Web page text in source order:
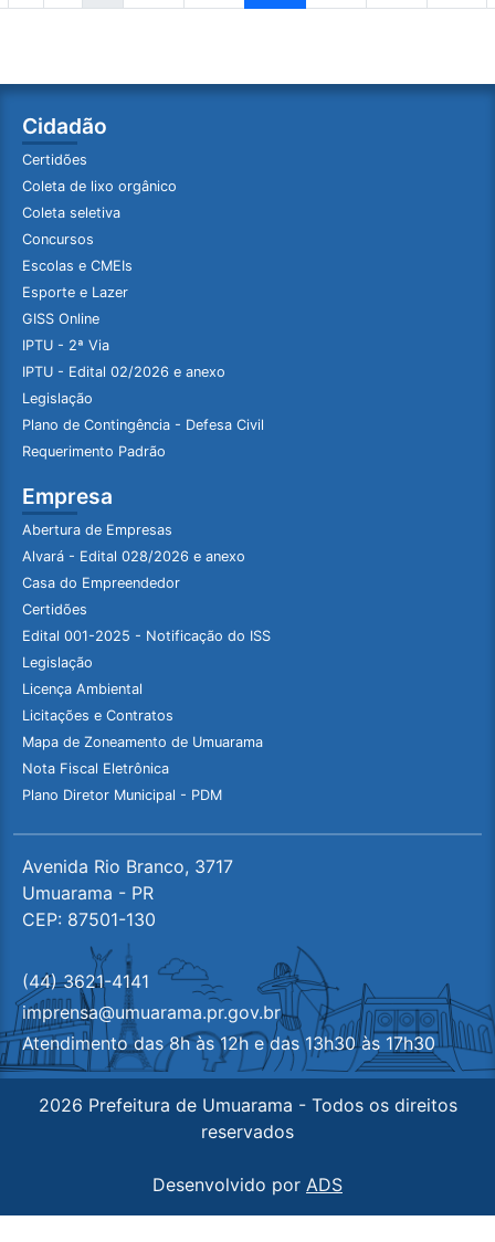
Cidadão
Certidões
Coleta de lixo orgânico
Coleta seletiva
Concursos
Escolas e CMEIs
Esporte e Lazer
GISS Online
IPTU - 2ª Via
IPTU - Edital 02/2026 e anexo
Legislação
Plano de Contingência - Defesa Civil
Requerimento Padrão
Empresa
Abertura de Empresas
Alvará - Edital 028/2026 e anexo
Casa do Empreendedor
Certidões
Edital 001-2025 - Notificação do ISS
Legislação
Licença Ambiental
Licitações e Contratos
Mapa de Zoneamento de Umuarama
Nota Fiscal Eletrônica
Plano Diretor Municipal - PDM
Avenida Rio Branco, 3717
Umuarama - PR
CEP: 87501-130
(44) 3621-4141
imprensa@umuarama.pr.gov.br
Atendimento das 8h às 12h e das 13h30 às 17h30
2026 Prefeitura de Umuarama - Todos os direitos
reservados
Desenvolvido por ADS